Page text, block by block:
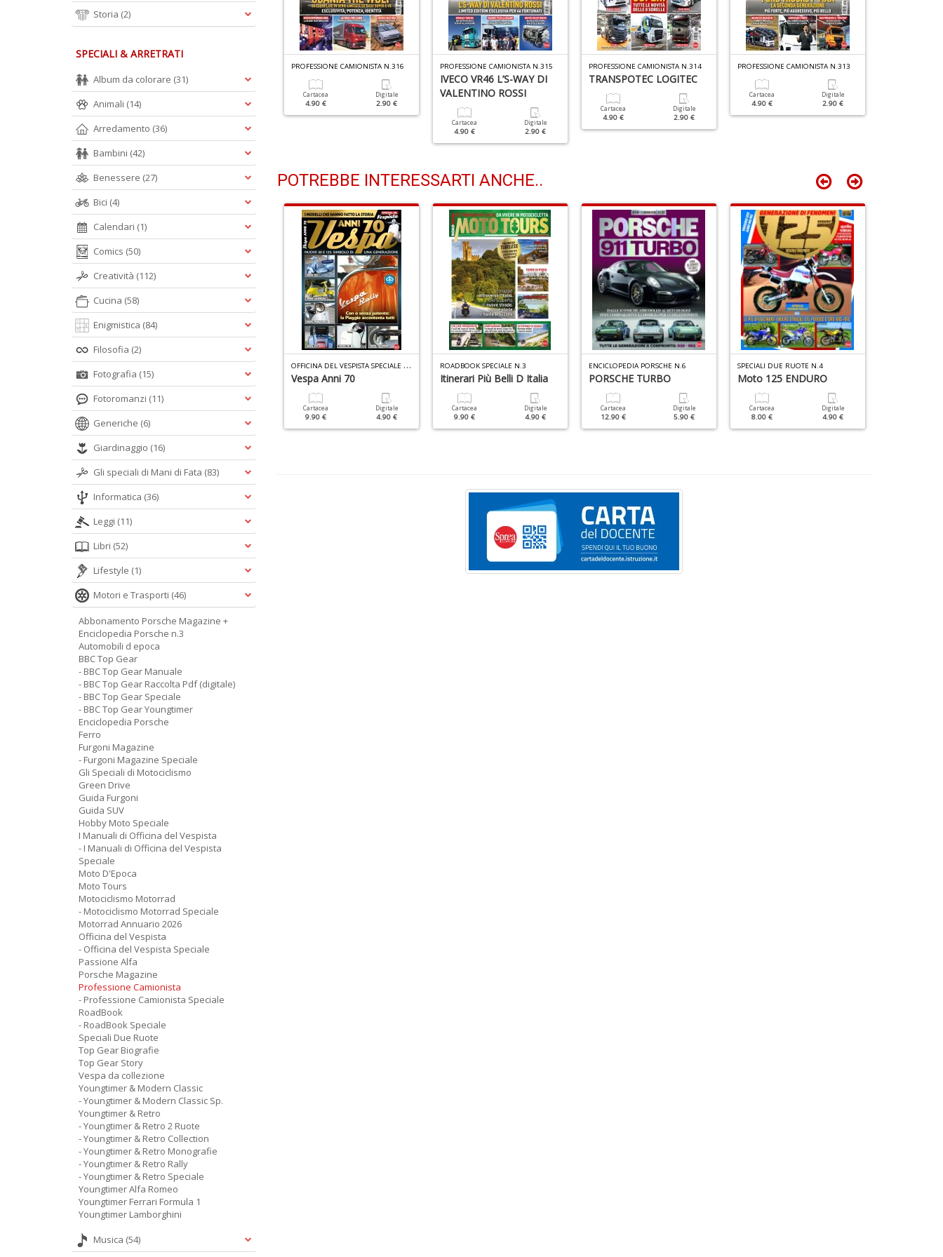
Novità Più Attese
Digitale
2.90 €
Arriva Il DAF XG+ 480
4.90 €
Digitale
2.90 €
PROFESSIONE CAMIONISTA N.316
Cartacea
4.90 €
Digitale
2.90 €
PROFESSIONE CAMIONISTA N.315
IVECO VR46 L’S-WAY DI
VALENTINO ROSSI
Cartacea
4.90 €
Digitale
2.90 €
PROFESSIONE CAMIONISTA N.314
TRANSPOTEC LOGITEC
Cartacea
4.90 €
Digitale
2.90 €
PROFESSIONE CAMIONISTA N.313
Cartacea
4.90 €
Digitale
2.90 €
POTREBBE INTERESSARTI ANCHE..
4.90 €
Moto D'epoca
O
FFICINA DEL VESPISTA SPECIALE N.3
Vespa Anni 70
Cartacea
9.90 €
Digitale
4.90 €
ROADBOOK SPECIALE N.3
Itinerari Più Belli D Italia
Cartacea
9.90 €
Digitale
4.90 €
ENCICLOPEDIA PORSCHE N.6
PORSCHE TURBO
Cartacea
12.90 €
Digitale
5.90 €
SPECIALI DUE RUOTE N.4
Moto 125 ENDURO
Cartacea
8.00 €
Digitale
4.90 €
Storia (2)
SPECIALI & ARRETRATI
Album da colorare (31)
Animali (14)
Arredamento (36)
Bambini (42)
Benessere (27)
Bici (4)
Calendari (1)
Comics (50)
Creatività (112)
Cucina (58)
Enigmistica (84)
Filosofia (2)
Fotografia (15)
Fotoromanzi (11)
Generiche (6)
Giardinaggio (16)
Gli speciali di Mani di Fata (83)
Informatica (36)
Leggi (11)
Libri (52)
Lifestyle (1)
Motori e Trasporti (46)
Abbonamento Porsche Magazine +
Enciclopedia Porsche n.3
Automobili d epoca
BBC Top Gear
- BBC Top Gear Manuale
- BBC Top Gear Raccolta Pdf (digitale)
- BBC Top Gear Speciale
- BBC Top Gear Youngtimer
Enciclopedia Porsche
Ferro
Furgoni Magazine
- Furgoni Magazine Speciale
Gli Speciali di Motociclismo
Green Drive
Guida Furgoni
Guida SUV
Hobby Moto Speciale
I Manuali di Officina del Vespista
- I Manuali di Officina del Vespista
Speciale
Moto D'Epoca
Moto Tours
Motociclismo Motorrad
- Motociclismo Motorrad Speciale
Motorrad Annuario 2026
Officina del Vespista
- Officina del Vespista Speciale
Passione Alfa
Porsche Magazine
Professione Camionista
- Professione Camionista Speciale
RoadBook
- RoadBook Speciale
Speciali Due Ruote
Top Gear Biografie
Top Gear Story
Vespa da collezione
Youngtimer & Modern Classic
- Youngtimer & Modern Classic Sp.
Youngtimer & Retro
- Youngtimer & Retro 2 Ruote
- Youngtimer & Retro Collection
- Youngtimer & Retro Monografie
- Youngtimer & Retro Rally
- Youngtimer & Retro Speciale
Youngtimer Alfa Romeo
Youngtimer Ferrari Formula 1
Youngtimer Lamborghini
Musica (54)